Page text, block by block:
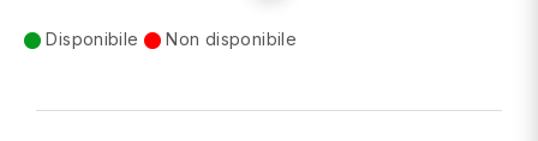
Disponibile Non disponibile